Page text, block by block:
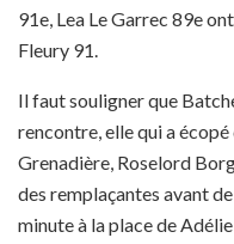
91e, Lea Le Garrec 89e
Fleury 91.
Il faut souligner que
rencontre, elle qui a écopé
Grenadière, Roselord
des remplaçantes avant
minute à la place de Adélie